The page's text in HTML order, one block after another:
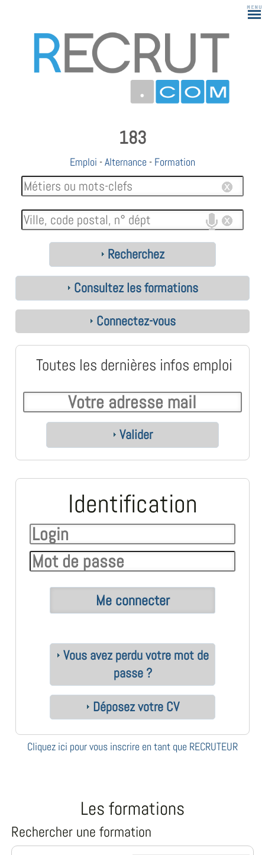
183
Emploi -Alternance - Formation
Recherchez
Consultez les formations
Connectez-vous
Toutes les dernières infos emploi
Valider
Identification
Vous avez perdu votre mot de
passe ?
Déposez votre CV
Cliquez ici pour vous inscrire en tant que RECRUTEUR
Les formations
Rechercher une formation